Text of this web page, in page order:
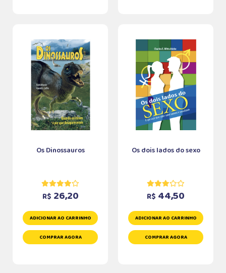
Os Dinossauros
R$ 26,20
ADICIONAR AO CARRINHO
COMPRAR AGORA
Os dois lados do sexo
R$ 44,50
ADICIONAR AO CARRINHO
COMPRAR AGORA